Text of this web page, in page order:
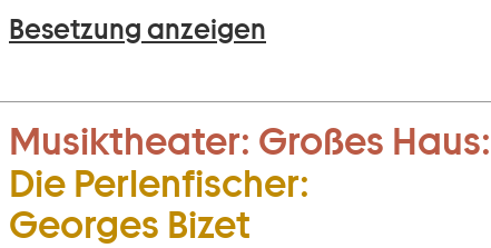
Besetzung anzeigen
Musiktheater: Großes Haus:
Die Perlen­fischer:
Georges Bizet